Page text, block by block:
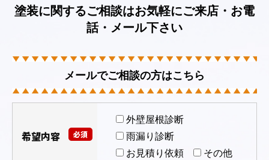
塗装に関するご相談はお気軽にご来店・お電
話・メール下さい
メールでご相談の方はこちら
必須
希望内容
外壁屋根診断
雨漏り診断
お見積り依頼
その他